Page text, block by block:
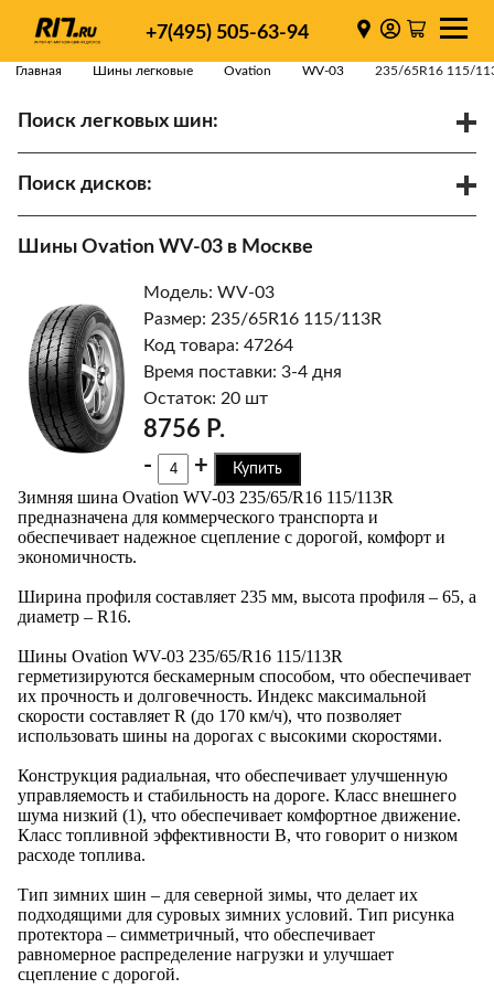
+7(495) 505-63-94
Главная Шины легковые Ovation WV-03 235/65R16 115/
Поиск легковых шин:
Поиск дисков:
Найти
Шины Ovation WV-03 в Москве
Модель: WV-03
Размер: 235/65R16 115/113R
Код товара: 47264
Время поставки: 3-4 дня
Остаток: 20 шт
8756 Р.
-
+ Купить
Зимняя шина Ovation WV-03 235/65/R16 115/113R
предназначена для коммерческого транспорта и
обеспечивает надежное сцепление с дорогой, комфорт и
экономичность.
Ширина профиля составляет 235 мм, высота профиля – 65, а
диаметр – R16.
Шины Ovation WV-03 235/65/R16 115/113R
герметизируются бескамерным способом, что обеспечивает
их прочность и долговечность. Индекс максимальной
скорости составляет R (до 170 км/ч), что позволяет
использовать шины на дорогах с высокими скоростями.
Конструкция радиальная, что обеспечивает улучшенную
управляемость и стабильность на дороге. Класс внешнего
шума низкий (1), что обеспечивает комфортное движение.
Класс топливной эффективности B, что говорит о низком
расходе топлива.
Тип зимних шин – для северной зимы, что делает их
подходящими для суровых зимних условий. Тип рисунка
протектора – симметричный, что обеспечивает
равномерное распределение нагрузки и улучшает
сцепление с дорогой.